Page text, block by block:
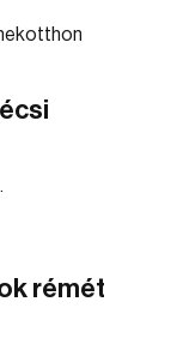
rémét